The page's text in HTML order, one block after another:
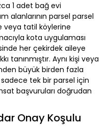
1 adet bağ evi
alanlarının parsel parsel
veya tatil köylerine
kota uygulaması
her çekirdek aileye
tanınmıştır. Aynı kişi veya
büyük birden fazla
tek bir parsel için
başvuruları doğrudan
Onay Koşulu